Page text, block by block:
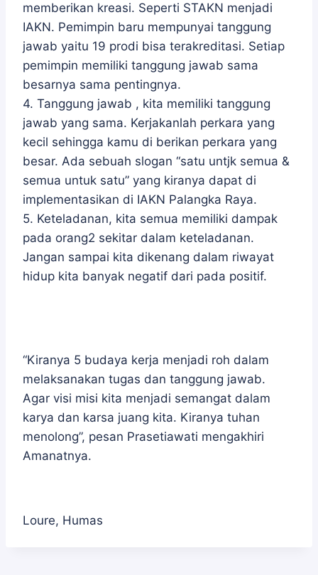
memberikan kreasi. Seperti STAKN menjadi
IAKN. Pemimpin baru mempunyai tanggung
jawab yaitu 19 prodi bisa terakreditasi. Setiap
pemimpin memiliki tanggung jawab sama
besarnya sama pentingnya.
4. Tanggung jawab , kita memiliki tanggung
jawab yang sama. Kerjakanlah perkara yang
kecil sehingga kamu di berikan perkara yang
besar. Ada sebuah slogan “satu untjk semua &
semua untuk satu” yang kiranya dapat di
implementasikan di IAKN Palangka Raya.
5. Keteladanan, kita semua memiliki dampak
pada orang2 sekitar dalam keteladanan.
Jangan sampai kita dikenang dalam riwayat
hidup kita banyak negatif dari pada positif.
“Kiranya 5 budaya kerja menjadi roh dalam
melaksanakan tugas dan tanggung jawab.
Agar visi misi kita menjadi semangat dalam
karya dan karsa juang kita. Kiranya tuhan
menolong”, pesan Prasetiawati mengakhiri
Amanatnya.
Loure, Humas